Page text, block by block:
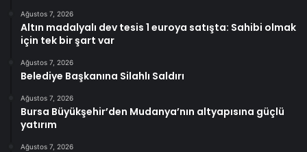
Ağustos 7, 2026
Altın madalyalı dev tesis 1 euroya satışta: Sahibi olmak
için tek bir şart var
Ağustos 7, 2026
Belediye Başkanına Silahlı Saldırı
Ağustos 7, 2026
Bursa Büyükşehir’den Mudanya’nın altyapısına güçlü
yatırım
Ağustos 7, 2026